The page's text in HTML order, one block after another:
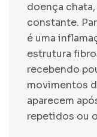
doença
constante.
é uma
estrutura
recebendo
movimentos
aparecem
repetidos ou